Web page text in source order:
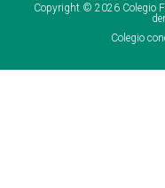
Copyright © 2026 Colegio
Colegio